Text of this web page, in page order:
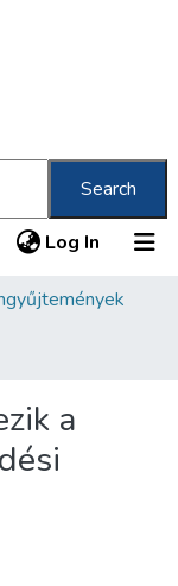
Search
Log In (current)
a